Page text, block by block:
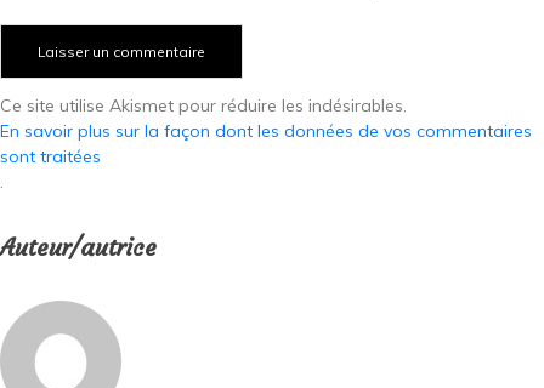
Ce site utilise Akismet pour réduire les indésirables.
En savoir plus sur la façon dont les données de vos commentaires
sont traitées
.
Auteur/autrice